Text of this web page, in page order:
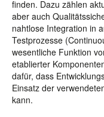
finden. Dazu zählen
aber auch
nahtlose Integration in
Testprozesse
wesentliche Funktion
etablierter
dafür, dass
Einsatz der
kann.